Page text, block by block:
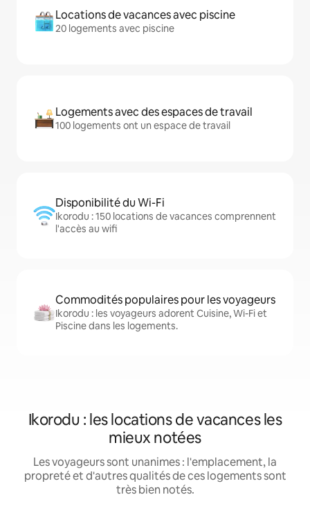
Locations de vacances avec piscine
20 logements avec piscine
Logements avec des espaces de travail
100 logements ont un espace de travail
Disponibilité du Wi-Fi
Ikorodu : 150 locations de vacances comprennent
l'accès au wifi
Commodités populaires pour les voyageurs
Ikorodu : les voyageurs adorent Cuisine, Wi-Fi et
Piscine dans les logements.
Ikorodu : les locations de vacances les
mieux notées
Les voyageurs sont unanimes : l'emplacement, la
propreté et d'autres qualités de ces logements sont
très bien notés.